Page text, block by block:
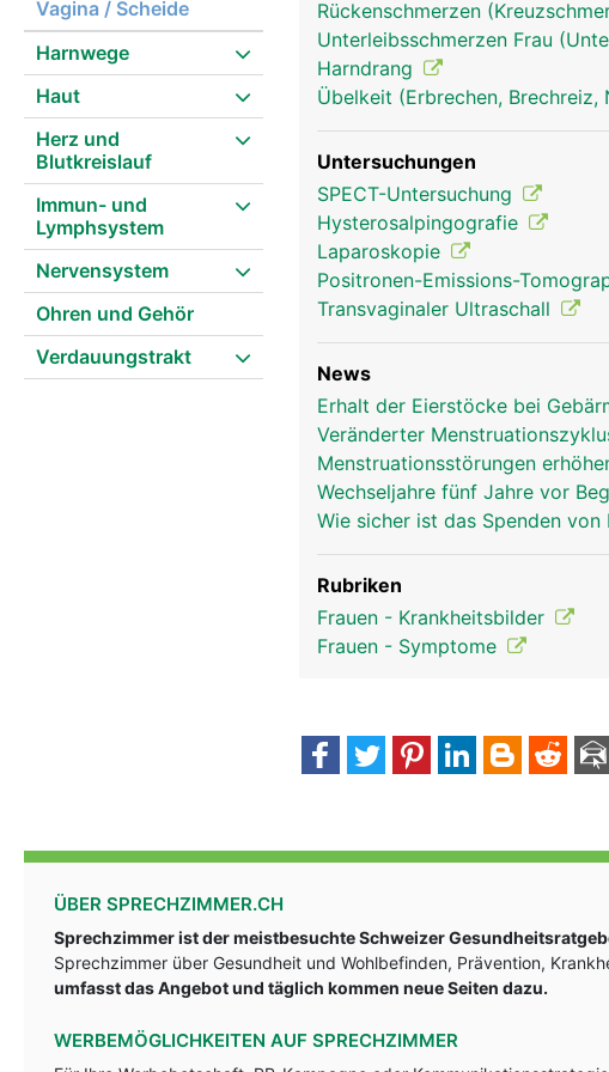
Vagina / Scheide
Harnwege
Haut
Herz und
Blutkreislauf
Immun- und
Lymphsystem
Nervensystem
Ohren und Gehör
Verdauungstrakt
Eierstocke Frau
Rückenschmerzen
Unterleibsschmerzen Frau
Harndrang
Übelkeit (Erbrechen, Brechreiz,
Untersuchungen
SPECT-Untersuchung
Hysterosalpingografie
Laparoskopie
Positronen-Emissions-
Transvaginaler Ultraschall
News
Erhalt der Eierstöcke bei
Veränderter
Menstruationsstörungen
Wechseljahre fünf Jahre vor
Wie sicher ist das Spenden von
Rubriken
Frauen - Krankheitsbilder
Frauen - Symptome
ÜBER SPRECHZIMMER.CH
Sprechzimmer ist der meistbesuchte Schweizer
Sprechzimmer über Gesundheit und Wohlbefinden, Prävention,
umfasst das Angebot und täglich kommen neue Seiten dazu.
WERBEMÖGLICHKEITEN AUF SPRECHZIMMER